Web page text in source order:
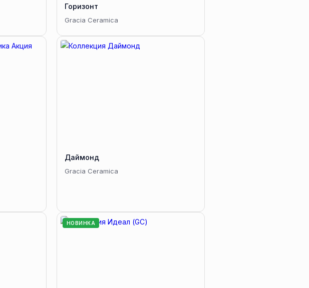
Горизонт
Gracia Ceramica
Даймонд
Gracia Ceramica
НОВИНКА